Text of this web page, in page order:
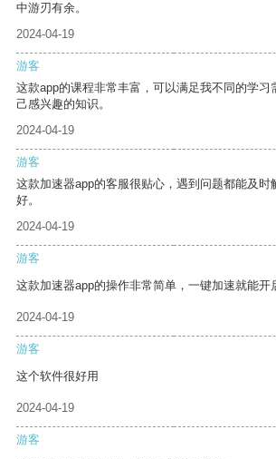
中游刃有余。
2024-04-19
游客
这款app的课程非常丰富，可以满足我不同的学习
己感兴趣的知识。
2024-04-19
游客
这款加速器app的客服很贴心，遇到问题都能及时
好。
2024-04-19
游客
这款加速器app的操作非常简单，一键加速就能开
2024-04-19
游客
这个软件很好用
2024-04-19
游客